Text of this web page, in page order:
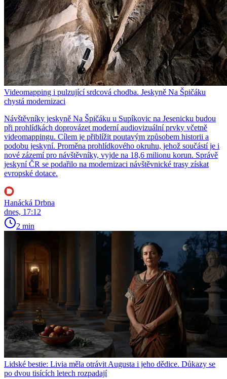
Videomapping i pulzující srdcová chodba. Jeskyně Na Špičáku
chystá modernizaci
Návštěvníky jeskyně Na Špičáku u Supíkovic na Jesenicku budou
při prohlídkách doprovázet moderní audiovizuální prvky včetně
videomappingu. Cílem je přiblížit poutavým způsobem historii a
podobu jeskyní. Proměna prohlídkového okruhu, jehož součástí je i
nové zázemí pro návštěvníky, vyjde na 18,6 milionu korun. Správě
jeskyní ČR se podařilo na modernizaci návštěvnické trasy získat
evropské dotace.
Hanácká Drbna
dnes, 17:12
2 min
Lidské bestie: Livia měla otrávit Augusta i jeho dědice. Důkazy se
po dvou tisících letech rozpadají